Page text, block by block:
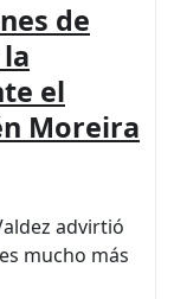
de
el
Moreira
advirtió
mucho más